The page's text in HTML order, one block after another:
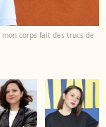
corps fait des trucs de